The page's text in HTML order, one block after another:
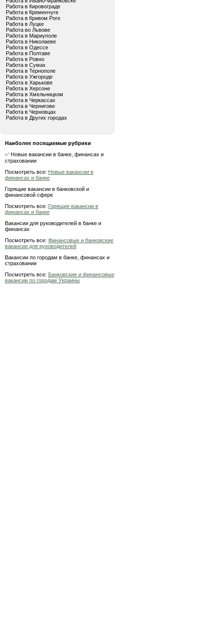
Работа в Кировограде
Работа в Кременчуге
Работа в Кривом Роге
Работа в Луцке
Работа во Львове
Работа в Мариуполе
Работа в Николаеве
Работа в Одессе
Работа в Полтаве
Работа в Ровно
Работа в Сумах
Работа в Тернополе
Работа в Ужгороде
Работа в Харькове
Работа в Херсоне
Работа в Хмельницком
Работа в Черкассах
Работа в Чернигове
Работа в Черновцах
Работа в Других городах
Наиболее посещаемые рубрики
✅ Новые вакансии в банке, финансах и
страховании
Посмотреть все: Новые вакансии в
финансах и банке
Горящие вакансии в банковской и
финансовой сфере
Посмотреть все: Горящие вакансии в
финансах и банке
Вакансии для руководителей в банке и
финансах
Посмотреть все: Финансовые и банковские
вакансии для руководителей
Вакансии по городам в банке, финансах и
страховании
Посмотреть все: Банковские и финансовые
вакансии по городам Украины